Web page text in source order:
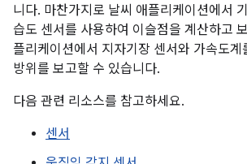
니다. 마찬가지로 날씨 애플리케이션에서
습도 센서를 사용하여 이슬점을 계산하고
플리케이션에서 지자기장 센서와 가속도
방위를 보고할 수 있습니다.
다음 관련 리소스를 참고하세요.
센서